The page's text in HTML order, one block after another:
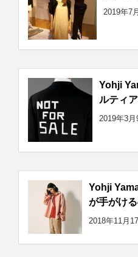
2019年7
Yohji
ルティ
2019年3月
Yohji
が手がけ
2018年11月